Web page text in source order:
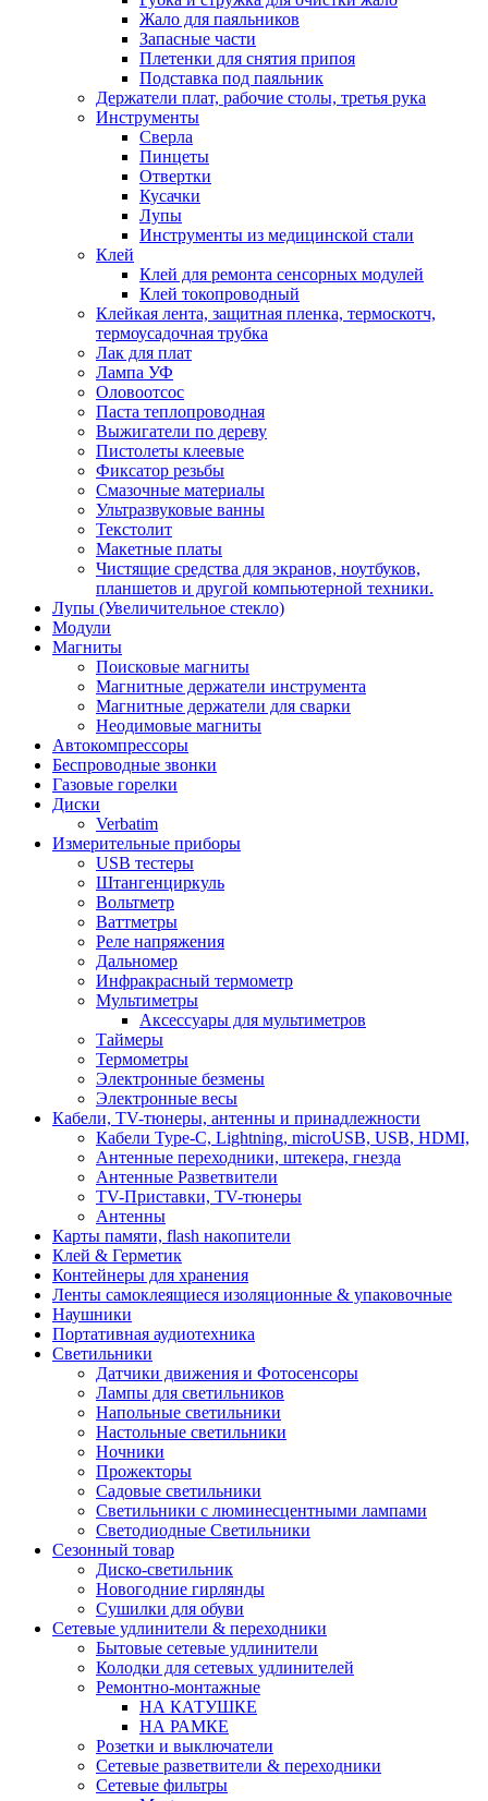
Жало для паяльников
Запасные части
Плетенки для снятия припоя
Подставка под паяльник
Держатели плат, рабочие столы, третья рука
Инструменты
Сверла
Пинцеты
Отвертки
Кусачки
Лупы
Инструменты из медицинской стали
Клей
Клей для ремонта сенсорных модулей
Клей токопроводный
Клейкая лента, защитная пленка, термоскотч,
термоусадочная трубка
Лак для плат
Лампа УФ
Оловоотсос
Паста теплопроводная
Выжигатели по дереву
Пистолеты клеевые
Фиксатор резьбы
Смазочные материалы
Ультразвуковые ванны
Текстолит
Макетные платы
Чистящие средства для экранов, ноутбуков,
планшетов и другой компьютерной техники.
Лупы (Увеличительное стекло)
Модули
Магниты
Поисковые магниты
Магнитные держатели инструмента
Магнитные держатели для сварки
Неодимовые магниты
Автокомпрессоры
Беспроводные звонки
Газовые горелки
Диски
Verbatim
Измерительные приборы
USB тестеры
Штангенциркуль
Вольтметр
Ваттметры
Реле напряжения
Дальномер
Инфракрасный термометр
Мультиметры
Аксессуары для мультиметров
Таймеры
Термометры
Электронные безмены
Электронные весы
Кабели, TV-тюнеры, антенны и принадлежности
Кабели Type-C, Lightning, microUSB, USB, HDMI,
Антенные переходники, штекера, гнезда
Антенные Разветвители
TV-Приставки, TV-тюнеры
Антенны
Карты памяти, flash накопители
Клей & Герметик
Контейнеры для хранения
Ленты самоклеящиеся изоляционные & упаковочные
Наушники
Портативная аудиотехника
Светильники
Датчики движения и Фотосенсоры
Лампы для светильников
Напольные светильники
Настольные светильники
Ночники
Прожекторы
Садовые светильники
Светильники с люминесцентными лампами
Светодиодные Светильники
Сезонный товар
Диско-светильник
Новогодние гирлянды
Сушилки для обуви
Сетевые удлинители & переходники
Бытовые сетевые удлинители
Колодки для сетевых удлинителей
Ремонтно-монтажные
НА КАТУШКЕ
НА РАМКЕ
Розетки и выключатели
Сетевые разветвители & переходники
Сетевые фильтры